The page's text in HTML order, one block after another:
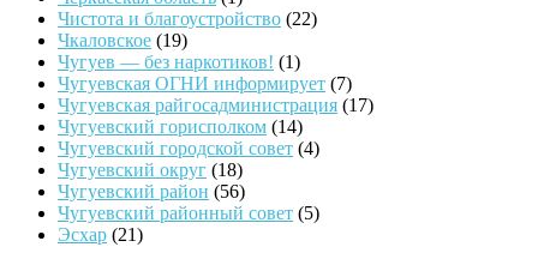
Чистота и благоустройство (22)
Чкаловское (19)
Чугуев — без наркотиков! (1)
Чугуевская ОГНИ информирует (7)
Чугуевская райгосадминистрация (17)
Чугуевский горисполком (14)
Чугуевский городской совет (4)
Чугуевский округ (18)
Чугуевский район (56)
Чугуевский районный совет (5)
Эсхар (21)